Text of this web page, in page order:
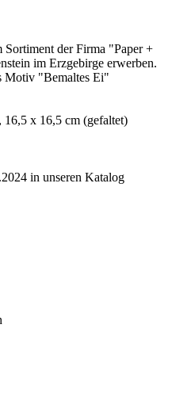
Sortiment der Firma "Paper +
im Erzgebirge erwerben.
Motiv "Bemaltes Ei"
x 16,5 cm (gefaltet)
in unseren Katalog